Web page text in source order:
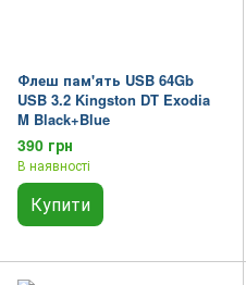
Флеш пам'ять USB 64Gb
USB 3.2 Kingston DT Exodia
M Black+Blue
390 грн
В наявності
Купити